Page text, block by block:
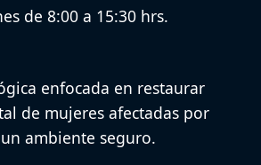
de 8:00 a 15:30 hrs.
enfocada en restaurar
de mujeres afectadas por
ambiente seguro.